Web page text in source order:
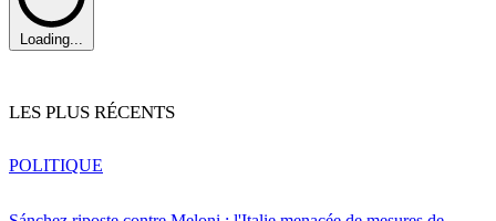
Loading...
LES PLUS RÉCENTS
POLITIQUE